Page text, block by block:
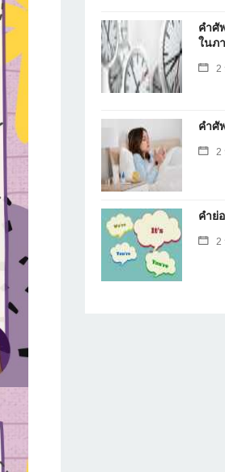
คำศั
ในภ
2
คำศั
2
คำย่
2